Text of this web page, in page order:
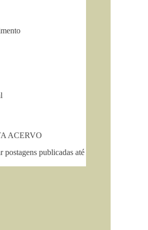
ACERVO
postagens publicadas até